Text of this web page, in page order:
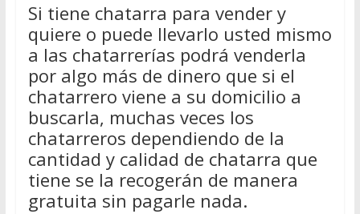
Si tiene chatarra para vender y
quiere o puede llevarlo usted mismo
a las chatarrerías podrá venderla
por algo más de dinero que si el
chatarrero viene a su domicilio a
buscarla, muchas veces los
chatarreros dependiendo de la
cantidad y calidad de chatarra que
tiene se la recogerán de manera
gratuita sin pagarle nada.